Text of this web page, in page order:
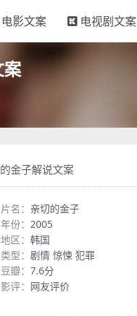
电影文案 电视剧文案
案
金子解说文案
片名： 亲切的金子
年份： 2005
地区： 韩国
类型： 剧情 惊悚 犯罪
豆瓣： 7.6分
影评： 网友评价